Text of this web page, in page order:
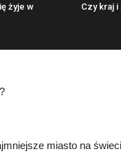
żyje w
Czy kraj
miasto na